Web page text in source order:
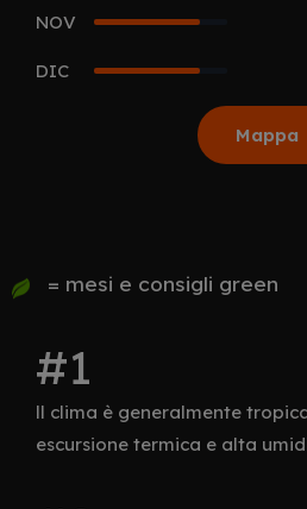
NOV
DIC
Mappa
= mesi e consigli green
ll clima è generalmente
escursione termica e alta